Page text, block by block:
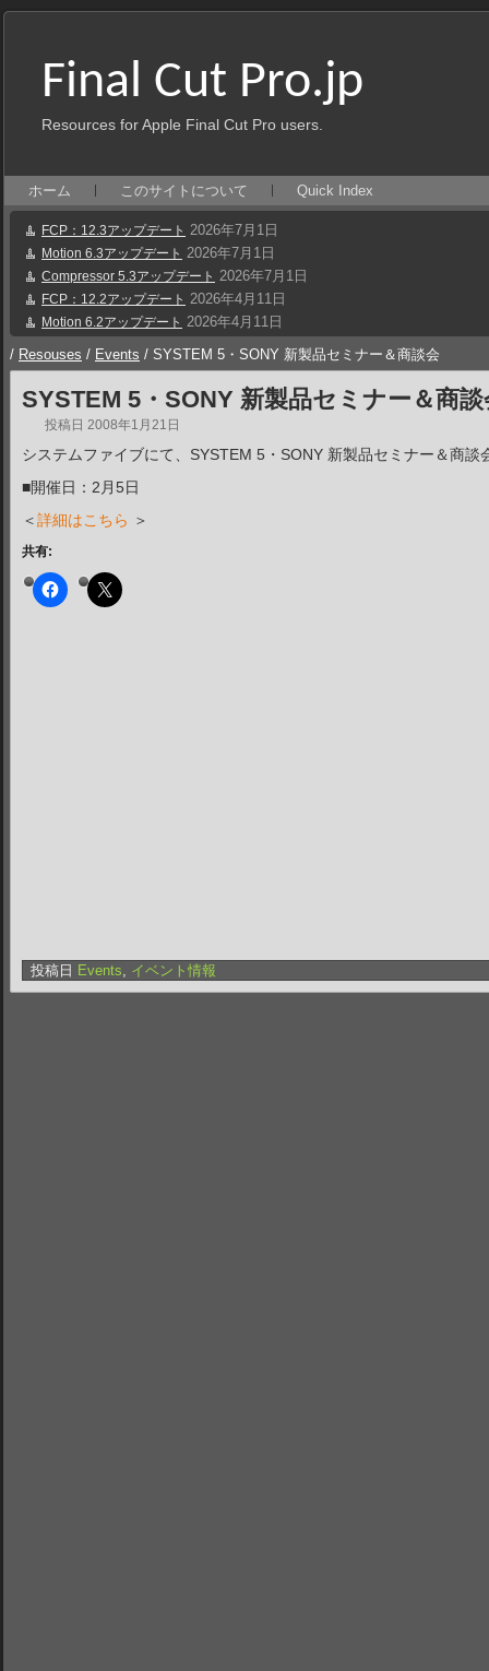
Final Cut Pro.jp
Resources for Apple Final Cut Pro users.
ホーム このサイトについて Quick Index
FCP：12.3アップデート 2026年7月1日
Motion 6.3アップデート 2026年7月1日
Compressor 5.3アップデート 2026年7月1日
FCP：12.2アップデート 2026年4月11日
Motion 6.2アップデート 2026年4月11日
/ Resouses / Events / SYSTEM 5・SONY 新製品セミナー＆商談会
SYSTEM 5・SONY 新製品セミナー＆商談
投稿日 2008年1月21日
システムファイブにて、SYSTEM 5・SONY 新製品セミナー＆商談
■開催日：2月5日
＜詳細はこちら ＞
共有:
投稿日 Events, イベント情報